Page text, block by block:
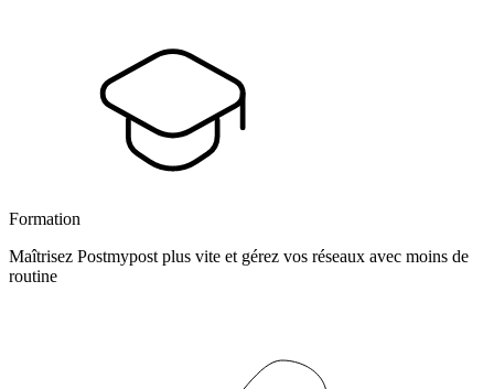
Formation
Maîtrisez Postmypost plus vite et gérez vos réseaux avec moins de
routine